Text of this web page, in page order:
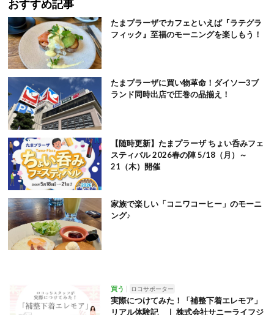
おすすめ記事
たまプラーザでカフェといえば『ラテグラ
フィック』至福のモーニングを楽しもう！
たまプラーザに買い物革命！ダイソー3ブ
ランド同時出店で圧巻の品揃え！
【随時更新】たまプラーザ ちょい呑みフェ
スティバル 2026春の陣 5/18（月）～
21（木）開催
家族で楽しい「コニワコーヒー」のモーニ
ング♪
買う ロコサポーター
実際につけてみた！「補整下着エレモア」
リアル体験記 ｜ 株式会社サニーライフジ